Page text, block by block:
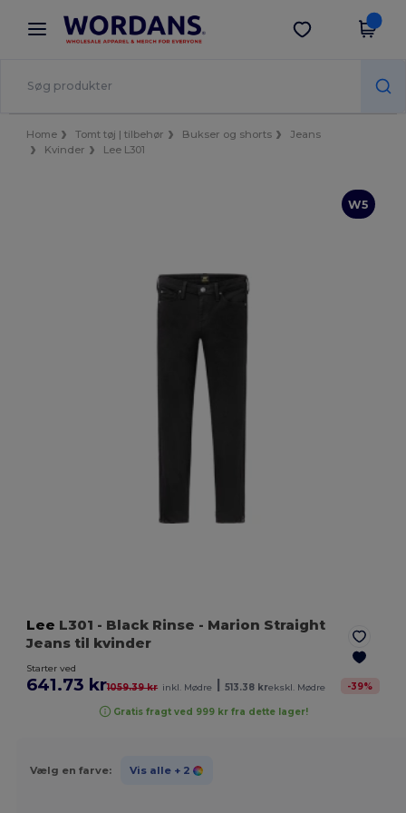
× Wordans-app
Bedre priser i appen!
Hent app
Home Tomt tøj | tilbehør Bukser og shorts
Jeans
Kvinder
Lee L301
W5
Lee L301 - Black Rinse - Marion Straight
Jeans til kvinder
Starter ved
641.73 kr1059.39 kr inkl. Mødre 513.38 krekskl. Mødre -39%
Gratis fragt ved 999 kr fra dette lager!
Vælg en farve: Vis alle + 2